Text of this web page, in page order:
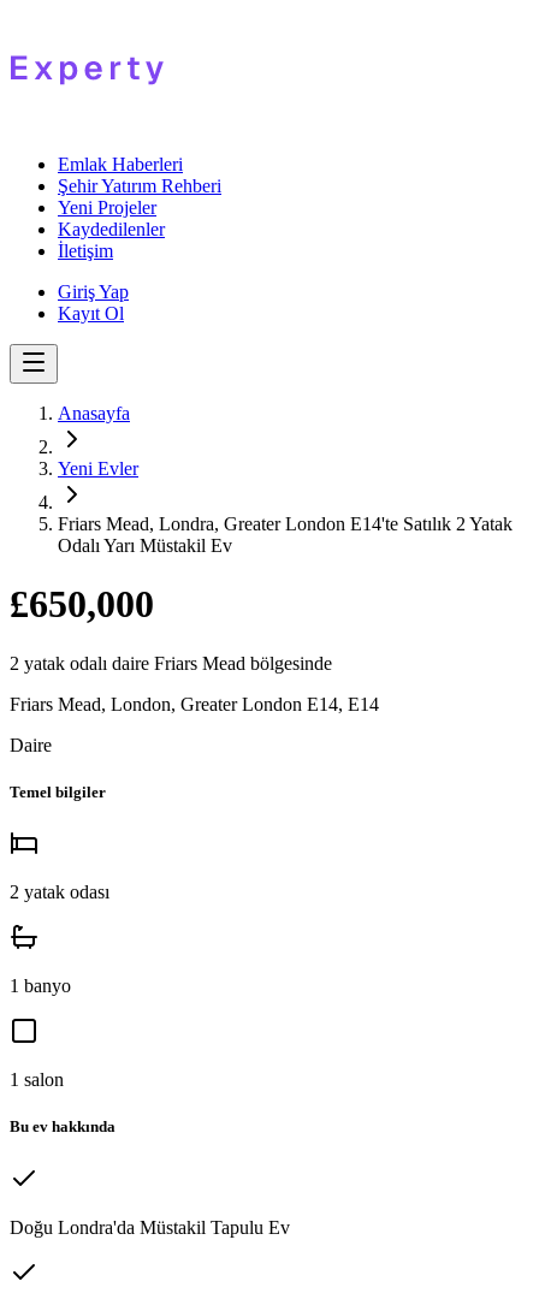
Emlak Haberleri
Şehir Yatırım Rehberi
Yeni Projeler
Kaydedilenler
İletişim
Giriş Yap
Kayıt Ol
Anasayfa
Yeni Evler
Friars Mead, Londra, Greater London E14'te Satılık 2 Yatak
Odalı Yarı Müstakil Ev
£650,000
2 yatak odalı daire Friars Mead bölgesinde
Friars Mead, London, Greater London E14, E14
Daire
Temel bilgiler
2 yatak odası
1 banyo
1 salon
Bu ev hakkında
Doğu Londra'da Müstakil Tapulu Ev